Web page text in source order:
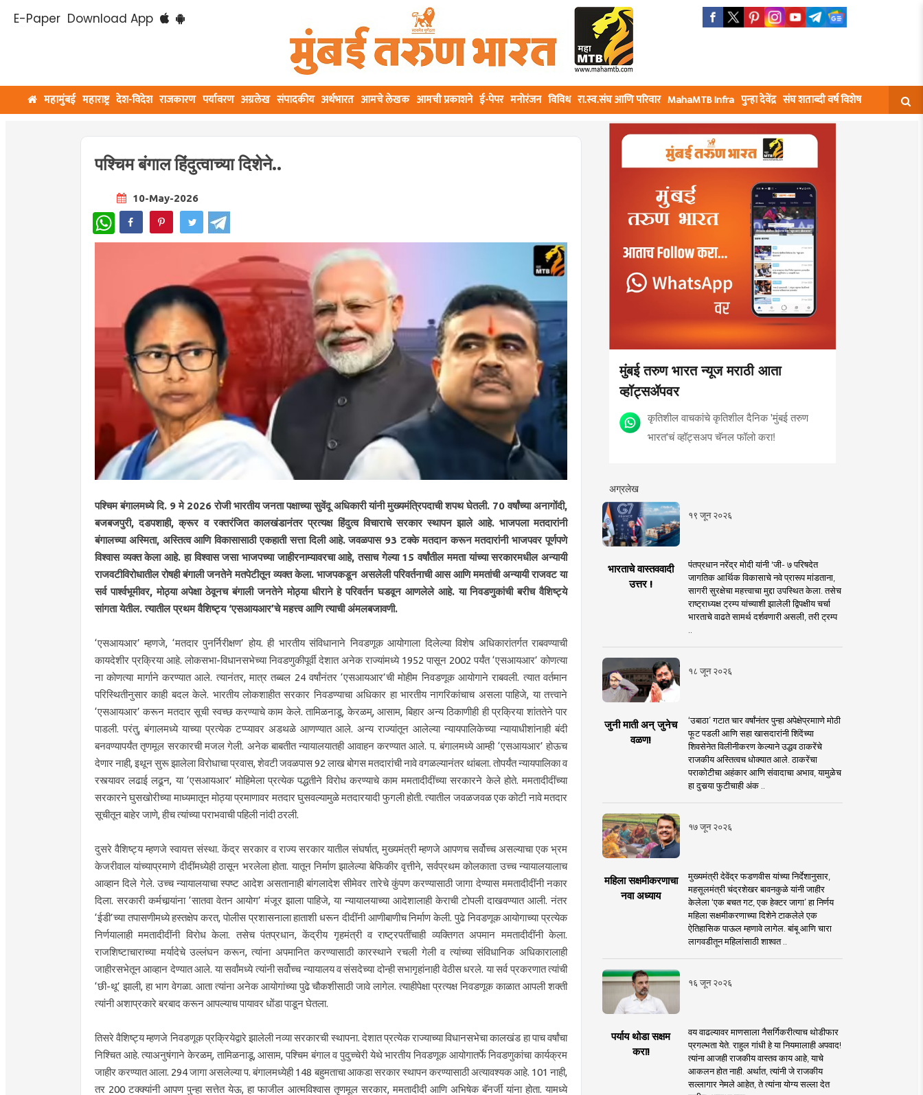
E-Paper Download App
महामुंबई महाराष्ट्र देश-विदेश राजकारण पर्यावरण अग्रलेख संपादकीय अर्थभारत आमचे लेखक आमची प्रकाशने ई-पेपर मनोरंजन विविध रा.स्व.संघ आणि परिवार MahaMTB Infra पुन्हा देवेंद्र संघ शताब्दी वर्ष विशेष
पश्चिम बंगाल हिंदुत्वाच्या दिशेने..
10-May-2026
WhatsApp
पश्चिम बंगालमध्ये दि. 9 मे 2026 रोजी भारतीय जनता पक्षाच्या सुवेंदू अधिकारी यांनी मुख्यमंत्रिपदाची शपथ घेतली. 70 वर्षांच्या अनागोंदी,
बजबजपुरी, दडपशाही, क्रूर व रक्तरंजित कालखंडानंतर प्रत्यक्ष हिंदुत्व विचाराचे सरकार स्थापन झाले आहे. भाजपला मतदारांनी
बंगालच्या अस्मिता, अस्तित्व आणि विकासासाठी एकहाती सत्ता दिली आहे. जवळपास 93 टक्के मतदान करून मतदारांनी भाजपवर पूर्णपणे
विश्वास व्यक्त केला आहे. हा विश्वास जसा भाजपच्या जाहीरनाम्यावरचा आहे, तसाच गेल्या 15 वर्षांतील ममता यांच्या सरकारमधील अन्यायी
राजवटीविरोधातील रोषही बंगाली जनतेने मतपेटीतून व्यक्त केला. भाजपकडून असलेली परिवर्तनाची आस आणि ममतांची अन्यायी राजवट या
सर्व पार्श्वभूमीवर, मोठ्या अपेक्षा ठेवूनच बंगाली जनतेने मोठ्या धीराने हे परिवर्तन घडवून आणलेले आहे. या निवडणुकांची बरीच वैशिष्ट्ये
सांगता येतील. त्यातील प्रथम वैशिष्ट्य ‘एसआयआर’चे महत्त्व आणि त्याची अंमलबजावणी.
‘एसआयआर’ म्हणजे, ‘मतदार पुनर्निरीक्षण’ होय. ही भारतीय संविधानाने निवडणूक आयोगाला दिलेल्या विशेष अधिकारांतर्गत राबवण्याची
कायदेशीर प्रक्रिया आहे. लोकसभा-विधानसभेच्या निवडणुकीपूर्वी देशात अनेक राज्यांमध्ये 1952 पासून 2002 पर्यंत ‘एसआयआर’ कोणत्या
ना कोणत्या मार्गाने करण्यात आले. त्यानंतर, मात्र तब्बल 24 वर्षांनंतर ‘एसआयआर’ची मोहीम निवडणूक आयोगाने राबवली. त्यात वर्तमान
परिस्थितीनुसार काही बदल केले. भारतीय लोकशाहीत सरकार निवडण्याचा अधिकार हा भारतीय नागरिकांचाच असला पाहिजे, या तत्त्वाने
‘एसआयआर’ करून मतदार सूची स्वच्छ करण्याचे काम केले. तामिळनाडू, केरळम्, आसाम, बिहार अन्य ठिकाणीही ही प्रक्रिया शांततेने पार
पाडली. परंतु, बंगालमध्ये याच्या प्रत्येक टप्प्यावर अडथळे आणण्यात आले. अन्य राज्यांतून आलेल्या न्यायपालिकेच्या न्यायाधीशांनाही बंदी
बनवण्यापर्यंत तृणमूल सरकारची मजल गेली. अनेक बाबतीत न्यायालयातही आवाहन करण्यात आले. प. बंगालमध्ये आम्ही ‘एसआयआर’ होऊच
देणार नाही, इथून सुरू झालेला विरोधाचा प्रवास, शेवटी जवळपास 92 लाख बोगस मतदारांची नावे वगळल्यानंतर थांबला. तोपर्यंत न्यायपालिका व
रस्त्यावर लढाई लढून, या ‘एसआयआर’ मोहिमेला प्रत्येक पद्धतीने विरोध करण्याचे काम ममतादीदींच्या सरकारने केले होते. ममतादीदींच्या
सरकारने घुसखोरीच्या माध्यमातून मोठ्या प्रमाणावर मतदार घुसवल्यामुळे मतदारयादी फुगली होती. त्यातील जवळजवळ एक कोटी नावे मतदार
सूचीतून बाहेर जाणे, हीच त्यांच्या पराभवाची पहिली नांदी ठरली.
दुसरे वैशिष्ट्य म्हणजे स्वायत्त संस्था. केंद्र सरकार व राज्य सरकार यातील संघर्षात, मुख्यमंत्री म्हणजे आपणच सर्वोच्च असल्याचा एक भ्रम
केजरीवाल यांच्याप्रमाणे दीदींमध्येही ठासून भरलेला होता. यातून निर्माण झालेल्या बेफिकीर वृत्तीने, सर्वप्रथम कोलकाता उच्च न्यायालयालाच
आव्हान दिले गेले. उच्च न्यायालयाचा स्पष्ट आदेश असतानाही बांगलादेश सीमेवर तारेचे कुंपण करण्यासाठी जागा देण्यास ममतादीदींनी नकार
दिला. सरकारी कर्मचार्‍यांना ‘सातवा वेतन आयोग’ मंजूर झाला पाहिजे, या न्यायालयाच्या आदेशालाही केराची टोपली दाखवण्यात आली. नंतर
‘ईडी’च्या तपासणीमध्ये हस्तक्षेप करत, पोलीस प्रशासनाला हाताशी धरून दीदींनी आणीबाणीच निर्माण केली. पुढे निवडणूक आयोगाच्या प्रत्येक
निर्णयालाही ममतादीदींनी विरोध केला. तसेच पंतप्रधान, केंद्रीय गृहमंत्री व राष्ट्रपतींचाही व्यक्तिगत अपमान ममतादीदींनी केला.
राजशिष्टाचाराच्या मर्यादेचे उल्लंघन करून, त्यांना अपमानित करण्यासाठी कारस्थाने रचली गेली व त्यांच्या संविधानिक अधिकारालाही
जाहीरसभेतून आव्हान देण्यात आले. या सर्वांमध्ये त्यांनी सर्वोच्च न्यायालय व संसदेच्या दोन्ही सभागृहांनाही वेठीस धरले. या सर्व प्रकरणात त्यांची
‘छी-थू’ झाली, हा भाग वेगळा. आता त्यांना अनेक आयोगांच्या पुढे चौकशीसाठी जावे लागेल. त्याहीपेक्षा प्रत्यक्ष निवडणूक काळात आपली शक्ती
त्यांनी अशाप्रकारे बरबाद करून आपल्याच पायावर धोंडा पाडून घेतला.
तिसरे वैशिष्ट्य म्हणजे निवडणूक प्रक्रियेद्वारे झालेली नव्या सरकारची स्थापना. देशात प्रत्येक राज्याच्या विधानसभेचा कालखंड हा पाच वर्षांचा
निश्चित आहे. त्याअनुषंगाने केरळम्, तामिळनाडू, आसाम, पश्चिम बंगाल व पुदुच्चेरी येथे भारतीय निवडणूक आयोगातर्फे निवडणुकांचा कार्यक्रम
जाहीर करण्यात आला. 294 जागा असलेल्या प. बंगालमध्येही 148 बहुमताचा आकडा सरकार स्थापन करण्यासाठी अत्यावश्यक आहे. 101 नाही,
तर 200 टक्क्यांनी आपण पुन्हा सत्तेत येऊ, हा फाजील आत्मविश्वास तृणमूल सरकार, ममतादीदी आणि अभिषेक बॅनर्जी यांना होता. यामध्ये
मुंबई तरुण भारत न्यूज मराठी आता
व्हॉट्सॲपवर
कृतिशील वाचकांचे कृतिशील दैनिक 'मुंबई तरुण
भारत'चं व्हॉट्सअप चॅनल फॉलो करा!
अग्रलेख
१९ जून २०२६
भारताचे वास्तववादी
उत्तर !
पंतप्रधान नरेंद्र मोदी यांनी 'जी- ७ परिषदेत
जागतिक आर्थिक विकासाचे नवे प्रारूप मांडताना,
सागरी सुरक्षेचा महत्त्वाचा मुद्दा उपस्थित केला. तसेच
राष्ट्राध्यक्ष ट्रम्प यांच्याशी झालेली द्विपक्षीय चर्चा
भारताचे वाढते सामर्थ दर्शवणारी असली, तरी ट्रम्प
१८ जून २०२६
जुनी माती अन् जुनेच
वळण!
‘उबाठा’ गटात चार वर्षांनंतर पुन्हा अपेक्षेप्रमााणे मोठी
फूट पडली आणि सहा खासदारांनी शिंदेंच्या
शिवसेनेत विलीनीकरण केल्याने उद्धव ठाकरेंचे
राजकीय अस्तित्वच धोक्यात आले. ठाकरेंचा
पराकोटीचा अहंकार आणि संवादाचा अभाव, यामुळेच
हा दुसर्‍या फुटीचाही अंक ..
१७ जून २०२६
महिला सक्षमीकरणाचा
नवा अध्याय
मुख्यमंत्री देवेंद्र फडणवीस यांच्या निर्देशानुसार,
महसूलमंत्री चंद्रशेखर बावनकुळे यांनी जाहीर
केलेला ‘एक बचत गट, एक हेक्टर जागा’ हा निर्णय
महिला सक्षमीकरणाच्या दिशेने टाकलेले एक
ऐतिहासिक पाऊल म्हणावे लागेल. बांबू आणि चारा
लागवडीतून महिलांसाठी शाश्वत ..
१६ जून २०२६
पर्याय थोडा सक्षम
करा!
वय वाढल्यावर माणसाला नैसर्गिकरीत्याच थोडीफार
प्रगल्भता येते. राहुल गांधी हे या नियमालाही अपवाद!
त्यांना आजही राजकीय वास्तव काय आहे, याचे
आकलन होत नाही. अर्थात, त्यांनी जे राजकीय
सल्लागार नेमले आहेत, ते त्यांना योग्य सल्ला देत